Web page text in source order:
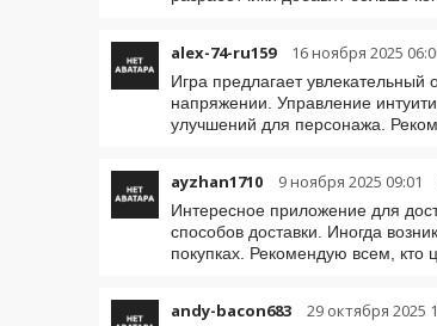
alex-74-ru159 16 ноября 2025
Игра предлагает
напряжении. Управление
улучшений для персонажа.
ayzhan1710 9 ноября 2025 09:01
Интересное приложение для
способов доставки. Иногда
покупках. Рекомендую всем, кто
andy-bacon683 29 октября 2025